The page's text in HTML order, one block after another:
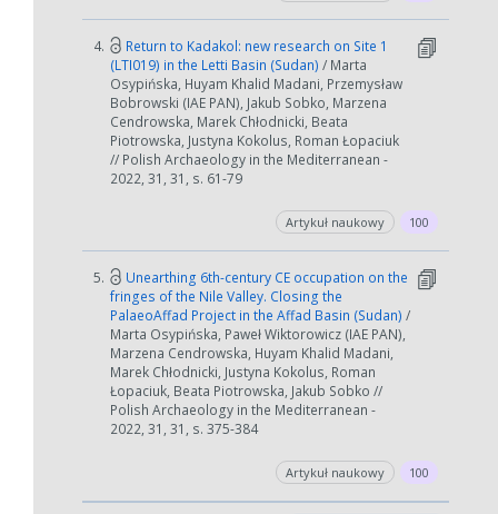
4.
Return to Kadakol: new research on Site 1
(LTI019) in the Letti Basin (Sudan) / Marta
Osypińska, Huyam Khalid Madani, Przemysław
Bobrowski (IAE PAN), Jakub Sobko, Marzena
Cendrowska, Marek Chłodnicki, Beata
Piotrowska, Justyna Kokolus, Roman Łopaciuk
// Polish Archaeology in the Mediterranean -
2022, 31, 31, s. 61-79
Artykuł naukowy 100
5.
Unearthing 6th-century CE occupation on the
fringes of the Nile Valley. Closing the
PalaeoAffad Project in the Affad Basin (Sudan) /
Marta Osypińska, Paweł Wiktorowicz (IAE PAN),
Marzena Cendrowska, Huyam Khalid Madani,
Marek Chłodnicki, Justyna Kokolus, Roman
Łopaciuk, Beata Piotrowska, Jakub Sobko //
Polish Archaeology in the Mediterranean -
2022, 31, 31, s. 375-384
Artykuł naukowy 100